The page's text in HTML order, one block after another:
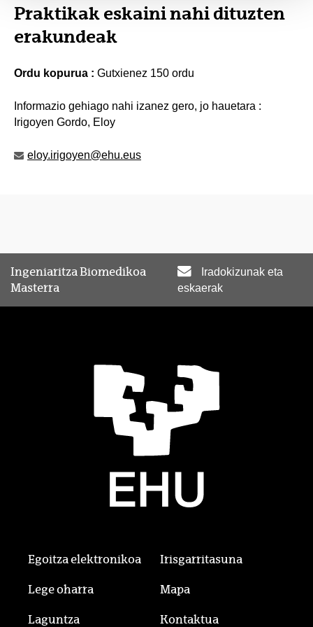
Praktikak eskaini nahi dituzten
erakundeak
Ordu kopurua : Gutxienez 150 ordu
Informazio gehiago nahi izanez gero, jo hauetara :
Irigoyen Gordo, Eloy
eloy.irigoyen@ehu.eus
Ingeniaritza Biomedikoa
Masterra
Iradokizunak eta
eskaerak
Egoitza elektronikoa Irisgarritasuna
Lege oharra Mapa
Laguntza Kontaktua